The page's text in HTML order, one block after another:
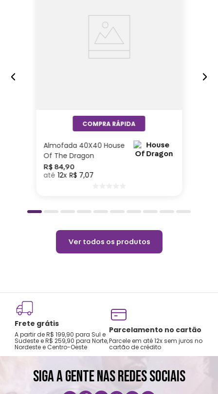
Almofada 40X40 House
Of The Dragon
R$ 84,90
12 R$ 7,07
Ver todos os produtos
Parcelamento no cartão
Parcele em até 12x sem juros no
cartão de crédito
Troca e devolução
garantida
A primeira troca é grátis
5%
SIGA A GENTE NAS REDES SOCIAIS